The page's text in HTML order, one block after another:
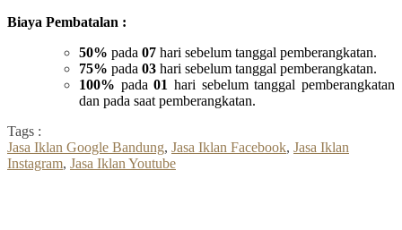
Biaya Pembatalan :
50% pada 07 hari sebelum tanggal pemberangkatan.
75% pada 03 hari sebelum tanggal pemberangkatan.
100% pada01 hari sebelum tanggal pemberangkatan
dan pada saat pemberangkatan.
Tags :
Jasa Iklan Google Bandung, Jasa Iklan Facebook, Jasa Iklan
Instagram, Jasa Iklan Youtube